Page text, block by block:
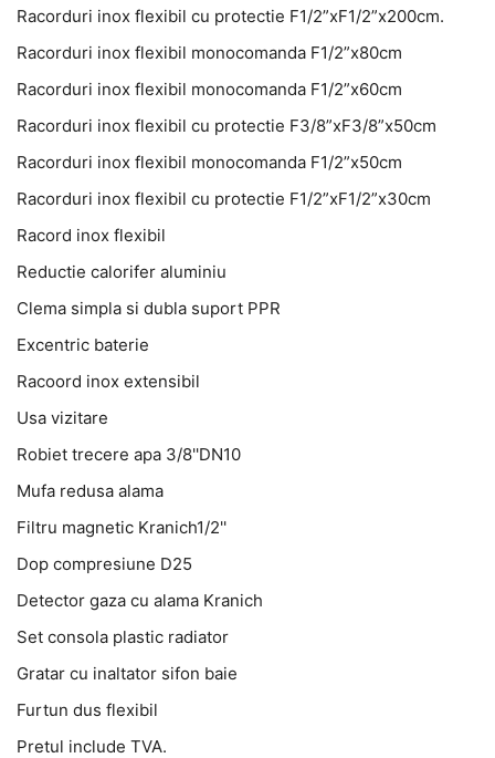
Racorduri inox flexibil cu protectie F1/2”xF1/2”x200cm.
Racorduri inox flexibil monocomanda F1/2”x80cm
Racorduri inox flexibil monocomanda F1/2”x60cm
Racorduri inox flexibil cu protectie F3/8”xF3/8”x50cm
Racorduri inox flexibil monocomanda F1/2”x50cm
Racorduri inox flexibil cu protectie F1/2”xF1/2”x30cm
Racord inox flexibil
Reductie calorifer aluminiu
Clema simpla si dubla suport PPR
Excentric baterie
Racoord inox extensibil
Usa vizitare
Robiet trecere apa 3/8''DN10
Mufa redusa alama
Filtru magnetic Kranich1/2''
Dop compresiune D25
Detector gaza cu alama Kranich
Set consola plastic radiator
Gratar cu inaltator sifon baie
Furtun dus flexibil
Pretul include TVA.